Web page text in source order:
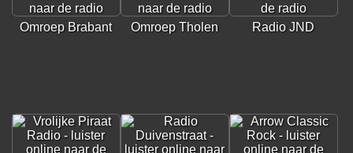
Omroep Brabant Omroep Tholen Radio JND